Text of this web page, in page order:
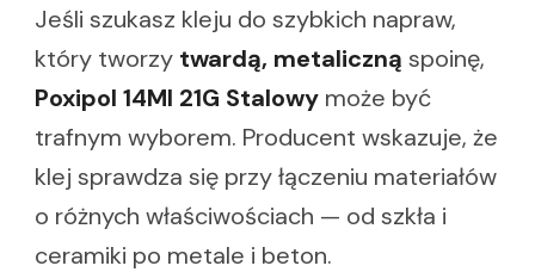
Jeśli szukasz kleju do szybkich napraw,
który tworzy twardą, metaliczną spoinę,
Poxipol 14Ml 21G Stalowy może być
trafnym wyborem. Producent wskazuje, że
klej sprawdza się przy łączeniu materiałów
o różnych właściwościach — od szkła i
ceramiki po metale i beton.